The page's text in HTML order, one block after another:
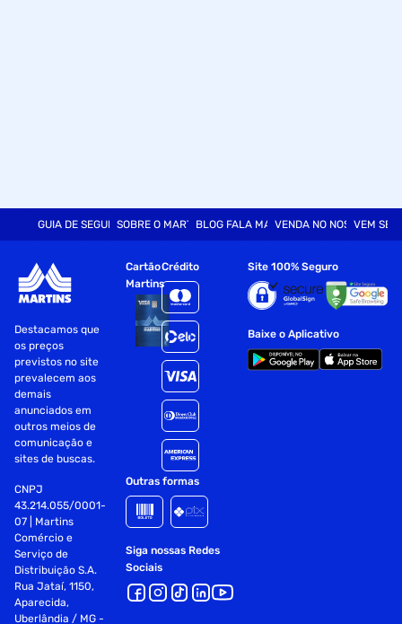
GUIA DE SEGURANÇASOBRE O MARTINSBLOG FALA MARTVENDA NO NOSSO SITE
VEM SER
Destacamos que
os preços
previstos no site
prevalecem aos
demais
anunciados em
outros meios de
comunicação e
sites de buscas.
CNPJ
43.214.055/0001-
07 | Martins
Comércio e
Serviço de
Distribuição S.A.
Rua Jataí, 1150,
Aparecida,
Uberlândia / MG -
Cartão
Martins
Crédito
Outras formas
Siga nossas Redes
Sociais
Site 100% Seguro
Baixe o Aplicativo